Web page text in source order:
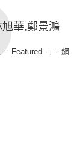
旭華,鄭景鴻
,-- Featured --, -- 網